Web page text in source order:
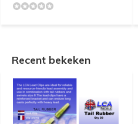
Recent bekeken